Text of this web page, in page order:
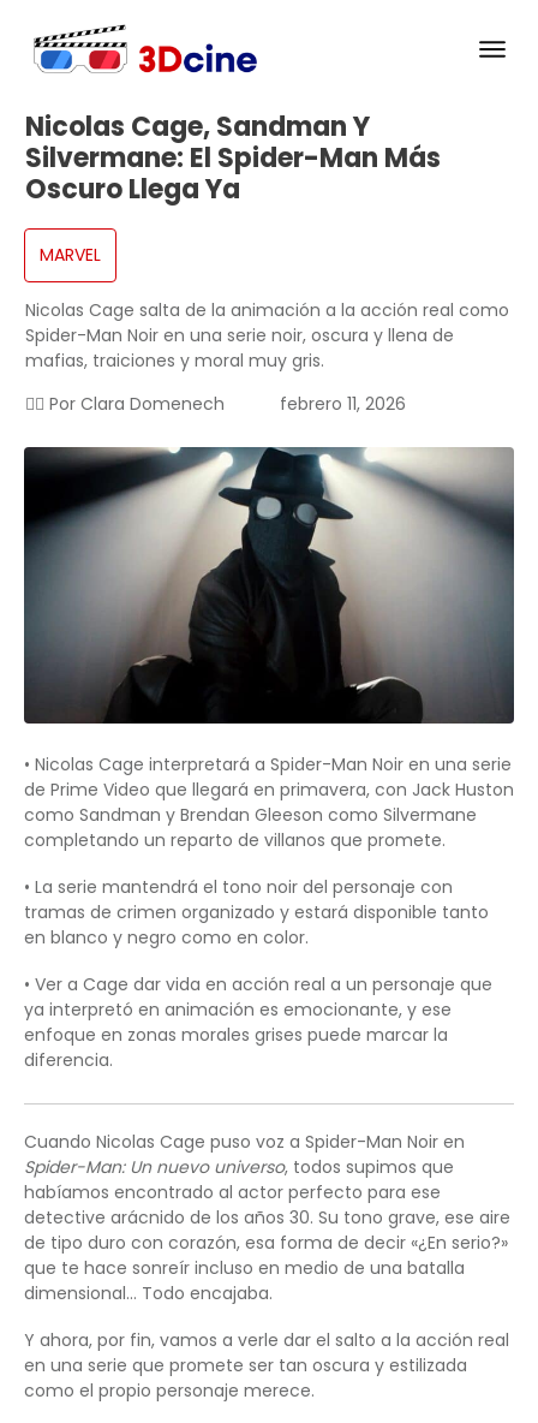
Nicolas Cage, Sandman Y
Silvermane: El Spider-Man Más
Oscuro Llega Ya
MARVEL
Nicolas Cage salta de la animación a la acción real como
Spider-Man Noir en una serie noir, oscura y llena de
mafias, traiciones y moral muy gris.
✍🏻 Por Clara Domenech febrero 11, 2026
• Nicolas Cage interpretará a Spider-Man Noir en una serie
de Prime Video que llegará en primavera, con Jack Huston
como Sandman y Brendan Gleeson como Silvermane
completando un reparto de villanos que promete.
• La serie mantendrá el tono noir del personaje con
tramas de crimen organizado y estará disponible tanto
en blanco y negro como en color.
• Ver a Cage dar vida en acción real a un personaje que
ya interpretó en animación es emocionante, y ese
enfoque en zonas morales grises puede marcar la
diferencia.
Cuando Nicolas Cage puso voz a Spider-Man Noir en
Spider-Man: Un nuevo universo, todos supimos que
habíamos encontrado al actor perfecto para ese
detective arácnido de los años 30. Su tono grave, ese aire
de tipo duro con corazón, esa forma de decir «¿En serio?»
que te hace sonreír incluso en medio de una batalla
dimensional… Todo encajaba.
Y ahora, por fin, vamos a verle dar el salto a la acción real
en una serie que promete ser tan oscura y estilizada
como el propio personaje merece.